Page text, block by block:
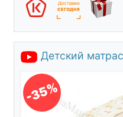
Детский
-35%